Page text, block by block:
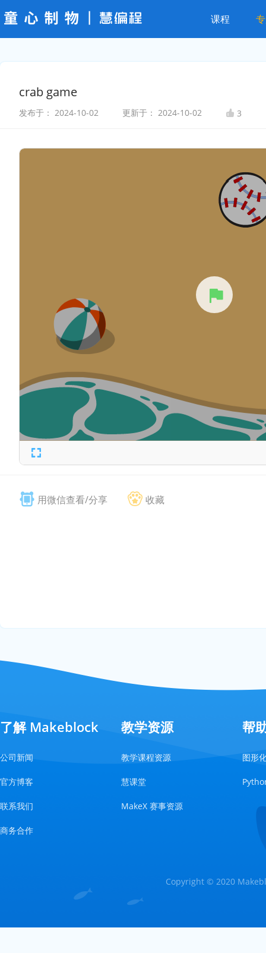
课程
crab game
发布于： 2024-10-02 更新于： 2024-10-02 3
用微信查看/分享 收藏
了解 Makeblock
公司新闻
官方博客
联系我们
商务合作
教学资源
教学课程资源
慧课堂
MakeX 赛事资源
帮
图形
Copyright © 2020